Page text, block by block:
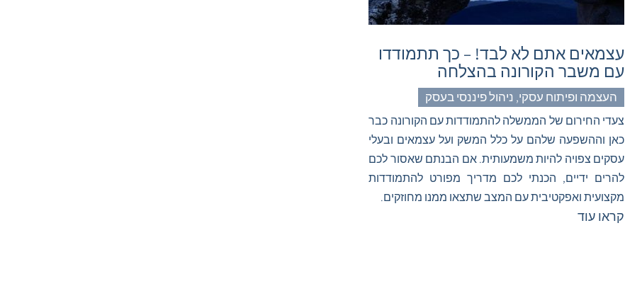
עצמאים אתם לא לבד! – כך תתמודדו
עם משבר הקורונה בהצלחה
העצמה ופיתוח עסקי, ניהול פיננסי בעסק
צעדי החירום של הממשלה להתמודדות עם הקורונה כבר
כאן וההשפעה שלהם על כלל המשק ועל עצמאים ובעלי
עסקים צפויה להיות משמעותית. אם הבנתם שאסור לכם
להרים ידיים, הכנתי לכם מדריך מפורט להתמודדות
מקצועית ואפקטיבית עם המצב שתצאו ממנו מחוזקים.
קראו עוד